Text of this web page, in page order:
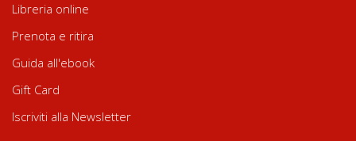
Libreria online
Prenota e ritira
Guida all'ebook
Gift Card
Iscriviti alla Newsletter